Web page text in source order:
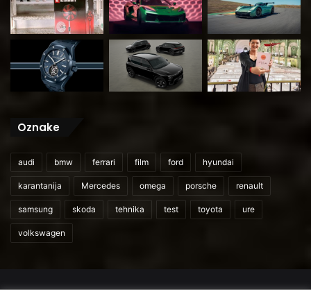
Oznake
audi bmw ferrari film ford hyundai
karantanija Mercedes omega porsche renault
samsung skoda tehnika test toyota ure
volkswagen